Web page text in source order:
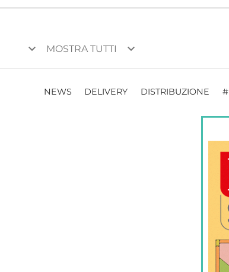
keyboard_arrow_down MOSTRA TUTTI keyboard_arrow_down
NEWS DELIVERY DISTRIBUZIONE